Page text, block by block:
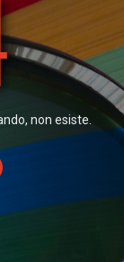
non esiste.